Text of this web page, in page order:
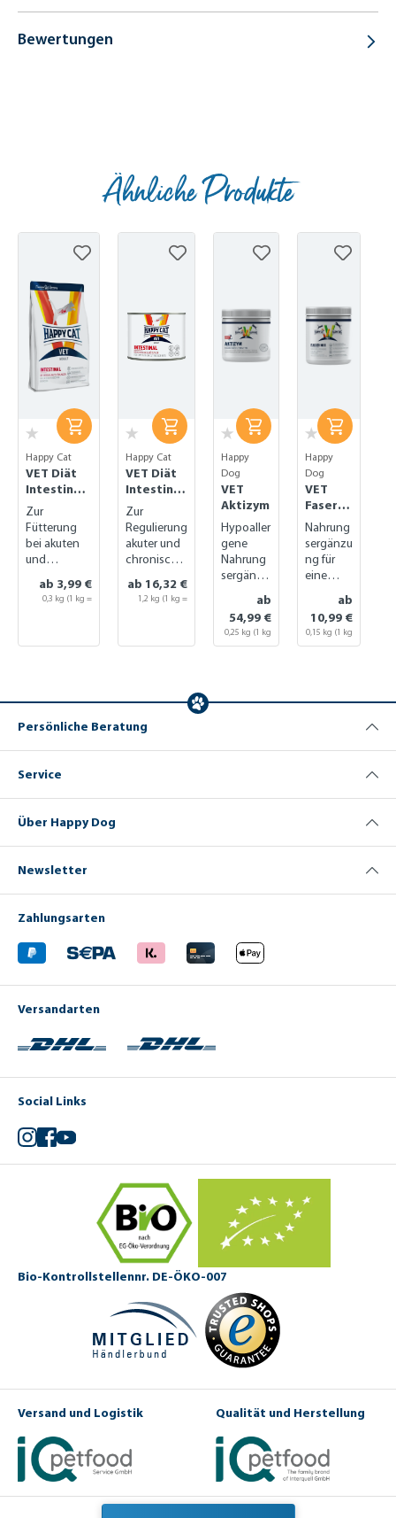
Bewertungen
Ähnliche Produkte
Happy Cat
VET Diät
Intestinal
trocken
Zur
Fütterung
bei akuten
und
Magen-
Darm-
ab 3,99 €
0,3 kg (1 kg =
Happy Cat
VET Diät
Intestinal
nass
Zur
Regulierung
akuter und
chronischer
Darm-
Probleme
ab 16,32 €
1,2 kg (1 kg =
Happy
Dog
VET
Aktizym
Hypoaller
gene
Nahrung
sergänzu
Verdauun
ab
54,99 €
0,25 kg (1 kg
= 219,96 €)
Happy
Dog
VET
Faser
Mix
Nahrung
sergänzu
ng für
eine
Verdauu
ng
ab
10,99 €
0,15 kg (1 kg
= 73,27 €)
Persönliche Beratung
Service
Über Happy Dog
Newsletter
Zahlungsarten
Versandarten
Social Links
Instagram
Facebook
YouTube
Bio-Kontrollstellennr. DE-ÖKO-007
Versand und Logistik Qualität und Herstellung